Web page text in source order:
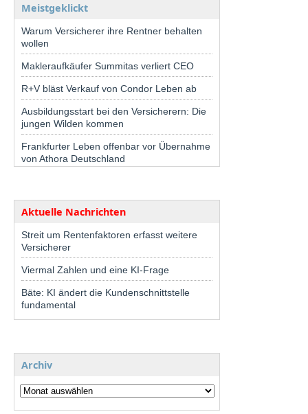
Meistgeklickt
Warum Versicherer ihre Rentner behalten
wollen
Makleraufkäufer Summitas verliert CEO
R+V bläst Verkauf von Condor Leben ab
Ausbildungsstart bei den Versicherern: Die
jungen Wilden kommen
Frankfurter Leben offenbar vor Übernahme
von Athora Deutschland
Aktuelle Nachrichten
Streit um Rentenfaktoren erfasst weitere
Versicherer
Viermal Zahlen und eine KI-Frage
Bäte: KI ändert die Kundenschnittstelle
fundamental
Archiv